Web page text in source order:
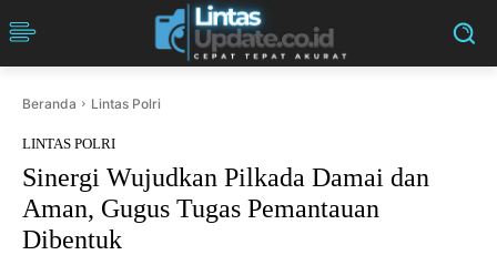
Beranda Lintas Polri
LINTAS POLRI
Sinergi Wujudkan Pilkada Damai dan
Aman, Gugus Tugas Pemantauan
Dibentuk